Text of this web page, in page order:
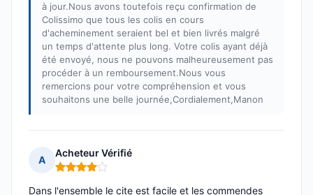
à jour.Nous avons toutefois reçu confirmation de
Colissimo que tous les colis en cours
d'acheminement seraient bel et bien livrés malgré
un temps d'attente plus long. Votre colis ayant déjà
été envoyé, nous ne pouvons malheureusement pas
procéder à un remboursement.Nous vous
remercions pour votre compréhension et vous
souhaitons une belle journée,Cordialement,Manon
A
Acheteur Vérifié
Note : 4 sur 5
Dans l'ensemble le cite est facile et les commendes